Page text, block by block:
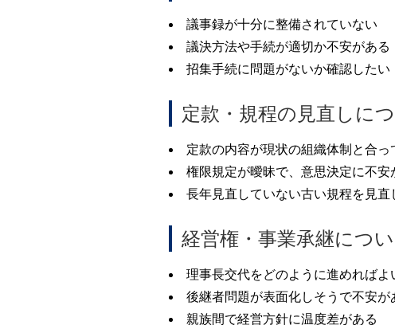
議事録が十分に整備されていない
議決方法や手続が適切か不安がある
招集手続に問題がないか確認したい
定款・規程の見直しに
定款の内容が現状の組織体制と合っ
権限規定が曖昧で、意思決定に不安
長年見直していない古い規程を見直
経営権・事業承継につ
理事長交代をどのように進めればよ
後継者問題が表面化しそうで不安が
親族間で経営方針に温度差がある